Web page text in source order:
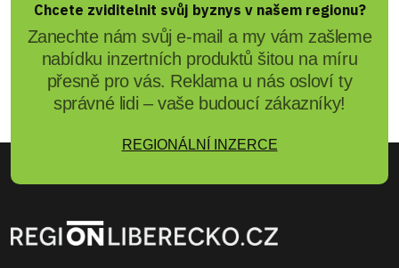
Chcete zviditelnit svůj byznys v našem regionu?
Zanechte nám svůj e-mail a my vám zašleme
nabídku inzertních produktů šitou na míru
přesně pro vás. Reklama u nás osloví ty
správné lidi – vaše budoucí zákazníky!
REGIONÁLNÍ INZERCE